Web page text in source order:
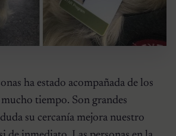
ha estado acompañada de los
mucho tiempo. Son grandes
su cercanía mejora nuestro